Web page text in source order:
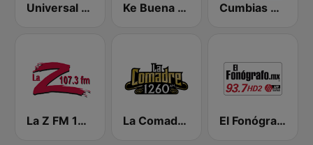
Universal 88.1 FM Ke Buena 92.9 FM Cumbias Mix
La Z FM 107.3 La Comadre 1260 AM El Fonógrafo HD2